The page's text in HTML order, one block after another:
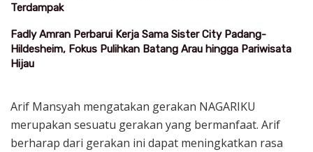
Terdampak
Fadly Amran Perbarui Kerja Sama Sister City Padang-
Hildesheim, Fokus Pulihkan Batang Arau hingga Pariwisata
Hijau
Arif Mansyah mengatakan gerakan NAGARIKU
merupakan sesuatu gerakan yang bermanfaat. Arif
berharap dari gerakan ini dapat meningkatkan rasa